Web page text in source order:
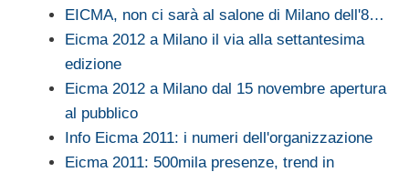
EICMA, non ci sarà al salone di Milano dell'8…
Eicma 2012 a Milano il via alla settantesima
edizione
Eicma 2012 a Milano dal 15 novembre apertura
al pubblico
Info Eicma 2011: i numeri dell'organizzazione
Eicma 2011: 500mila presenze, trend in